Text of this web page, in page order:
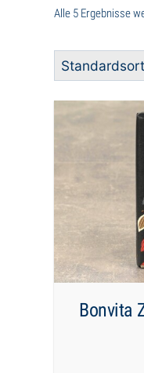
Alle 5 Ergebnisse
Bonvita